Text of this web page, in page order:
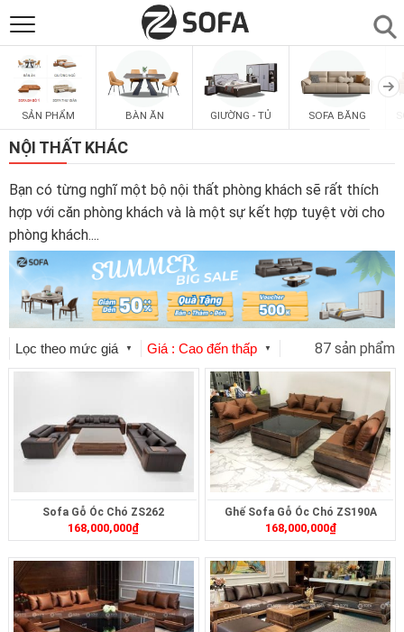
SẢN PHẨM
SOFAS
PHÒNG ĂN
PHÒNG NGỦ
PHÒNG KHÁCH ▼
LIÊN HỆ
SẢN PHẨM BÀN ĂN GIƯỜNG - TỦ SOFA BĂNG
NỘI THẤT KHÁC
Bạn có từng nghĩ một bộ nội thất phòng khách sẽ rất thích
hợp với căn phòng khách và là một sự kết hợp tuyệt vời cho
phòng khách....
Lọc theo mức giá ▼ Giá : Cao đến thấp ▼ 87 sản phẩm
Sofa Gỗ Óc Chó ZS262
168,000,000₫
Ghế Sofa Gỗ Óc Chó ZS190A
168,000,000₫